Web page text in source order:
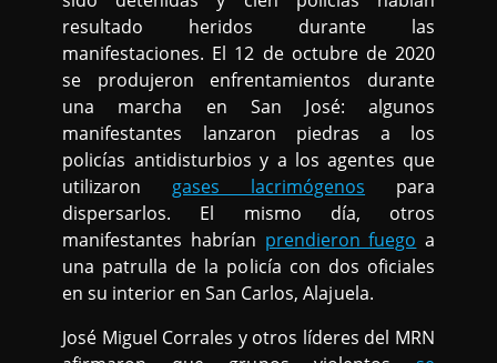
resultado heridos durante las
manifestaciones. El 12 de octubre de 2020
se produjeron enfrentamientos durante
una marcha en San José: algunos
manifestantes lanzaron piedras a los
policías antidisturbios y a los agentes que
utilizaron gases lacrimógenos para
dispersarlos. El mismo día, otros
manifestantes habrían prendieron fuego a
una patrulla de la policía con dos oficiales
en su interior en San Carlos, Alajuela.
José Miguel Corrales y otros líderes del MRN